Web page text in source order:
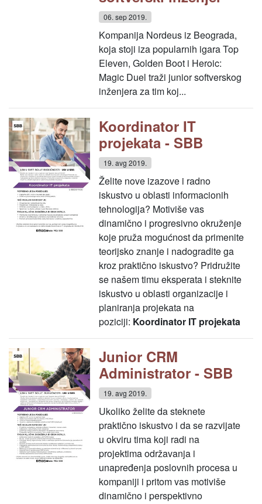
06. sep 2019.
Kompanija Nordeus iz Beograda,
koja stoji iza popularnih igara Top
Eleven, Golden Boot i Heroic:
Magic Duel traži junior softverskog
inženjera za tim koj...
Koordinator IT
projekata - SBB
19. avg 2019.
Želite nove izazove i radno
iskustvo u oblasti informacionih
tehnologija? Motiviše vas
dinamično i progresivno okruženje
koje pruža mogućnost da primenite
teorijsko znanje i nadogradite ga
kroz praktično iskustvo? Pridružite
se našem timu eksperata i steknite
iskustvo u oblasti organizacije i
planiranja projekata na
poziciji: Koordinator IT projekata
Junior CRM
Administrator - SBB
19. avg 2019.
Ukoliko želite da steknete
praktično iskustvo i da se razvijate
u okviru tima koji radi na
projektima održavanja i
unapređenja poslovnih procesa u
kompaniji i pritom vas motiviše
dinamično i perspektivno